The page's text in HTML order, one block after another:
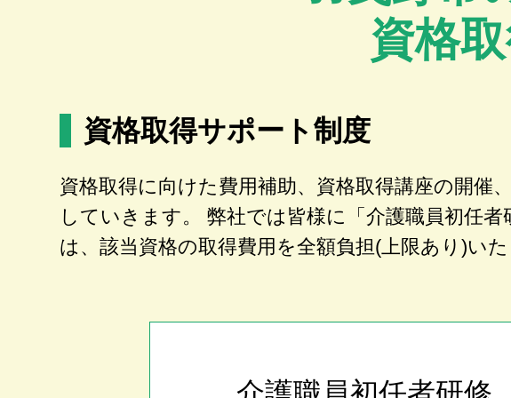
資格
資格取得サポート制度
資格取得に向けた費用補助、資格取得講座の開催
していきます。 弊社では皆様に「介護職員初任
は、該当資格の取得費用を全額負担(上限あり)いた